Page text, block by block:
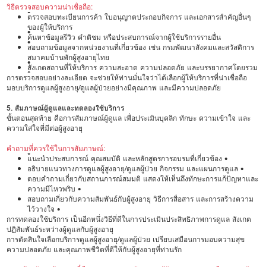
วิธีตรวจสอบความน่าเชื่อถือ:
•
ตรวจสอบทะเบียนการค้า ใบอนุญาตประกอบกิจการ และเอกสารสำคัญอื่นๆ
ของผู้ให้บริการ
•
ค้นหาข้อมูลรีวิว คำติชม หรือประสบการณ์จากผู้ใช้บริการรายอื่น
•
สอบถามข้อมูลจากหน่วยงานที่เกี่ยวข้อง เช่น กรมพัฒนาสังคมและสวัสดิการ
สมาคมบ้านพักผู้สูงอายุไทย
•
สังเกตสถานที่ให้บริการ ความสะอาด ความปลอดภัย และบรรยากาศโดยรวม
•
การตรวจสอบอย่างละเอียด จะช่วยให้ท่านมั่นใจว่าได้เลือกผู้ให้บริการที่น่าเชื่อถือ
มอบบริการดูแลผู้สูงอายุ/ดูแลผู้ป่วยอย่างมีคุณภาพ และมีความปลอดภัย
5. สัมภาษณ์ผู้ดูแลและทดลองใช้บริการ
ขั้นตอนสุดท้าย คือการสัมภาษณ์ผู้ดูแล เพื่อประเมินบุคลิก ทักษะ ความเข้าใจ และ
ความใส่ใจที่มีต่อผู้สูงอายุ
คำถามที่ควรใช้ในการสัมภาษณ์:
•
แนะนำประสบการณ์ คุณสมบัติ และหลักสูตรการอบรมที่เกี่ยวข้อง •
อธิบายแนวทางการดูแลผู้สูงอายุ/ดูแลผู้ป่วย กิจกรรม และแผนการดูแล •
ตอบคำถามเกี่ยวกับสถานการณ์สมมติ แสดงให้เห็นถึงทักษะการแก้ปัญหาและ
ความมีไหวพริบ •
สอบถามเกี่ยวกับความสัมพันธ์กับผู้สูงอายุ วิธีการสื่อสาร และการสร้างความ
ไว้วางใจ •
การทดลองใช้บริการ เป็นอีกหนึ่งวิธีที่ดีในการประเมินประสิทธิภาพการดูแล สังเกต
ปฏิสัมพันธ์ระหว่างผู้ดูแลกับผู้สูงอายุ
การตัดสินใจเลือกบริการดูแลผู้สูงอายุ/ดูแลผู้ป่วย เปรียบเสมือนการมอบความสุข
ความปลอดภัย และคุณภาพชีวิตที่ดีให้กับผู้สูงอายุที่ท่านรัก